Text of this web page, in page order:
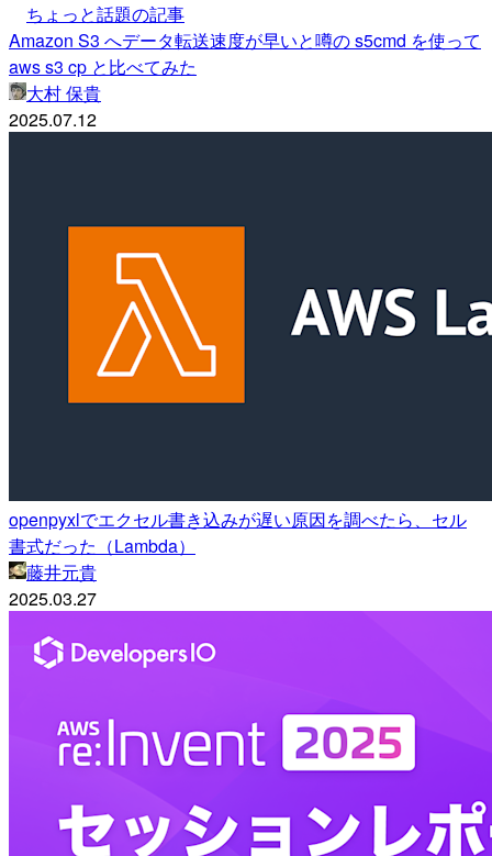
ちょっと話題の記事
Amazon S3 へデータ転送速度が早いと噂の s5cmd を使って
aws s3 cp と比べてみた
大村 保貴
2025.07.12
openpyxlでエクセル書き込みが遅い原因を調べたら、セル
書式だった（Lambda）
藤井元貴
2025.03.27